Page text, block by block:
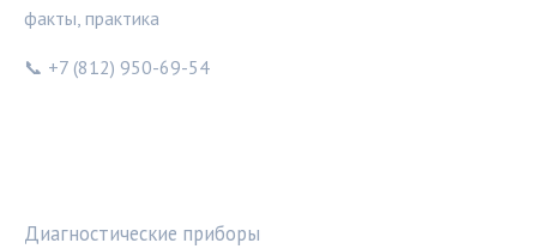
факты, практика
📞 +7 (812) 950-69-54
Диагностические приборы